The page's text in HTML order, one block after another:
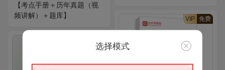
【考点手册＋历年真题（视
频讲解）＋题库】
VIP 免费
选择模式